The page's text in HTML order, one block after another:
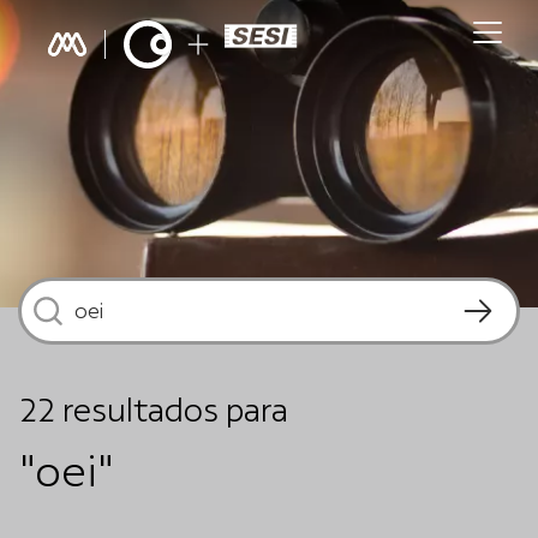
22 resultados para
"oei"